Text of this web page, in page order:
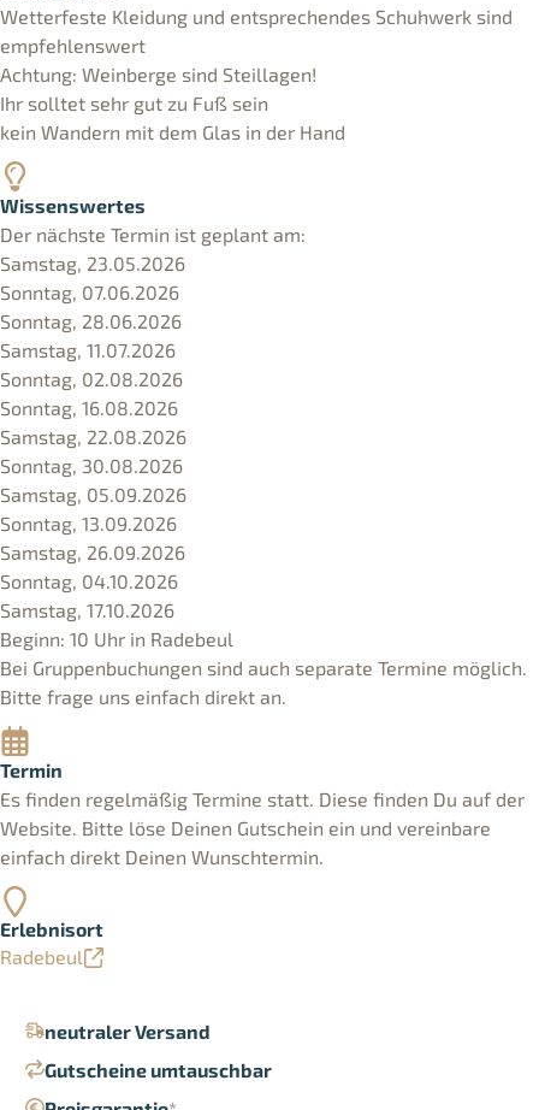
neutraler Versand
Gutscheine umtauschbar
Wetterfeste Kleidung und entsprechendes Schuhwerk sind
empfehlenswert
Achtung: Weinberge sind Steillagen!
Ihr solltet sehr gut zu Fuß sein
kein Wandern mit dem Glas in der Hand
Wissenswertes
Der nächste Termin ist geplant am:
Samstag, 23.05.2026
Sonntag, 07.06.2026
Sonntag, 28.06.2026
Samstag, 11.07.2026
Sonntag, 02.08.2026
Sonntag, 16.08.2026
Samstag, 22.08.2026
Sonntag, 30.08.2026
Samstag, 05.09.2026
Sonntag, 13.09.2026
Samstag, 26.09.2026
Sonntag, 04.10.2026
Samstag, 17.10.2026
Beginn: 10 Uhr in Radebeul
Bei Gruppenbuchungen sind auch separate Termine möglich.
Bitte frage uns einfach direkt an.
Termin
Es finden regelmäßig Termine statt. Diese finden Du auf der
Website. Bitte löse Deinen Gutschein ein und vereinbare
einfach direkt Deinen Wunschtermin.
Erlebnisort
Radebeul